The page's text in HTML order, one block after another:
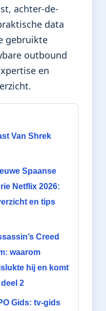
achter-de-
data
gebruikte
outbound
en
Van Shrek
Spaanse
Netflix 2026:
en tips
Creed
waarom
hij en komt
2
Gids: tv-gids